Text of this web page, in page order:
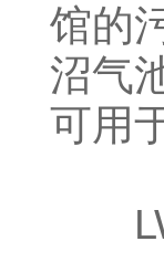
馆的
沼气
可用
LW